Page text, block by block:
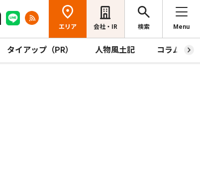
エリア 会社・IR 検索 Menu
タイアップ（PR） 人物風土記 コラム